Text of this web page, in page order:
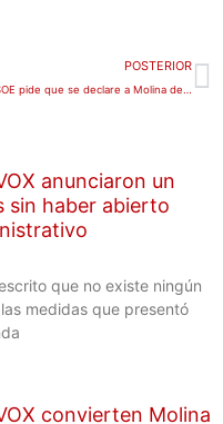
POSTERIOR
El PSOE pide que se declare a Molina de Segura como zona tensionada para facilitar el acceso a la vivienda
anunciaron un
sin haber abierto
que no existe ningún
medidas que presentó
convierten Molina